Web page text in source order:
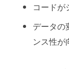
コードが
データの
ンス性が